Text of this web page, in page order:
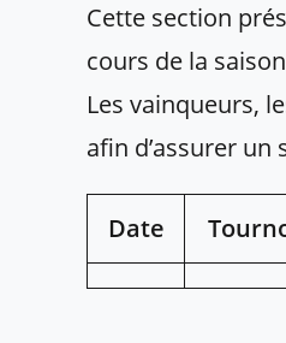
Cette section
cours de la
Les vainqueurs,
afin d’assurer un
Date